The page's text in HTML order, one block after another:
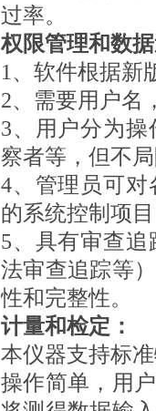
过率。
权限管理和数
1、 软件根据新
2、需要用户名
3、用户分为
察者等，但不
4、管理员可
的系统控制项
5、具有审查
法审查追踪等
性和完整性。
计量和检定：
本仪器支持标
操作简单，用